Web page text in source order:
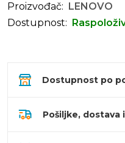
Proizvođač:
LENOVO
Dostupnost:
Dostupnost po
Pošiljke,